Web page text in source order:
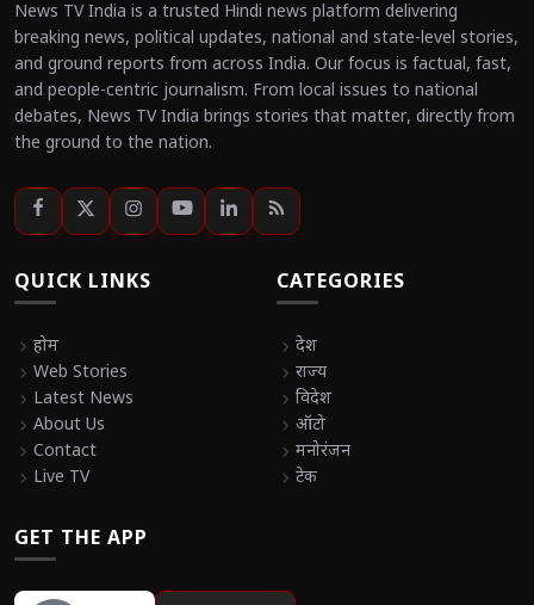
News TV India is a trusted Hindi news platform delivering
breaking news, political updates, national and state-level stories,
and ground reports from across India. Our focus is factual, fast,
and people-centric journalism. From local issues to national
debates, News TV India brings stories that matter, directly from
the ground to the nation.
QUICK LINKS
chevron_right होम
chevron_right Web Stories
chevron_right Latest News
chevron_right About Us
chevron_right Contact
chevron_right Live TV
CATEGORIES
chevron_right देश
chevron_right राज्य
chevron_right विदेश
chevron_right ऑटो
chevron_right मनोरंजन
chevron_right टेक
GET THE APP